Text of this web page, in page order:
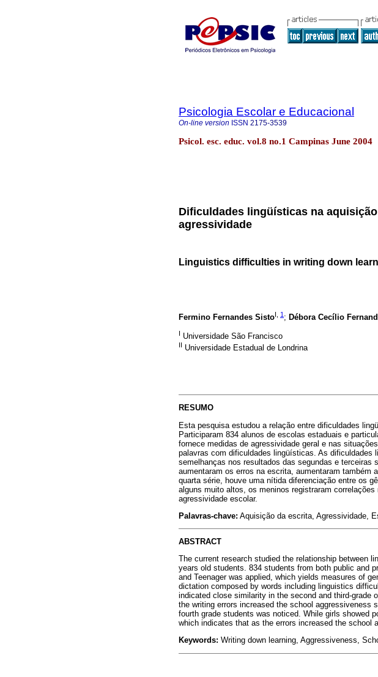
Psicologia Escolar e Educacional
On-line version ISSN 2175-3539
Psicol. esc. educ. vol.8 no.1 Campinas June 2004
Dificuldades lingüísticas na
agressividade
Linguistics difficulties in writing down
Fermino Fernandes SistoI, 1 ; Débora Cecílio
I Universidade São Francisco
II Universidade Estadual de Londrina
RESUMO
Esta pesquisa estudou a relação entre dificuldades
Participaram 834 alunos de escolas estaduais e
fornece medidas de agressividade geral e nas
palavras com dificuldades lingüísticas. As dificuldades
semelhanças nos resultados das segundas e
aumentaram os erros na escrita, aumentaram
quarta série, houve uma nítida diferenciação entre os
alguns muito altos, os meninos registraram
agressividade escolar.
Palavras-chave: Aquisição da escrita, Agressividade,
ABSTRACT
The current research studied the relationship between
years old students. 834 students from both public and
and Teenager was applied, which yields measures of
dictation composed by words including linguistics
indicated close similarity in the second and third-
the writing errors increased the school aggressiveness
fourth grade students was noticed. While girls showed
which indicates that as the errors increased the school
Keywords: Writing down learning, Aggressiveness,